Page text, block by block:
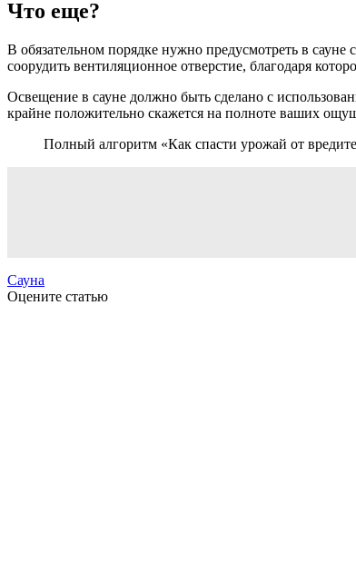
Что еще?
В обязательном порядке нужно предусмотреть в
соорудить вентиляционное отверстие, благодаря
Освещение в сауне должно быть сделано с
крайне положительно скажется на полноте ваших
Полный алгоритм «Как спасти урожай от
Сауна
Оцените статью